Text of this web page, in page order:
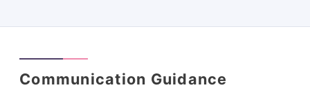
Communication Guidance